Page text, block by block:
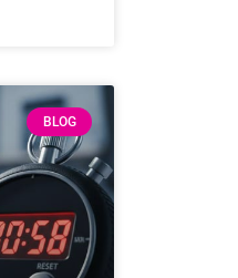
BLOG